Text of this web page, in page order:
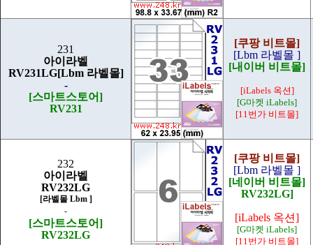
231
아이라벨
RV231LG[Lbm 라벨몰]
-
[스마트스토어]
RV231
[쿠팡 비트몰]
[Lbm 라벨몰 ]
[내이버 비트몰]
[iLabels 옥션]
[G마켓 iLabels]
[11번가 비트몰]
232
아이라벨
RV232LG
[라벨몰 Lbm ]
-
[스마트스토어]
RV232LG
[쿠팡 비트몰]
[Lbm 라벨몰 ]
[네이버 비트몰]
RV232LG]
[iLabels 옥션]
[G마켓 iLabels]
[11번가 비트몰]